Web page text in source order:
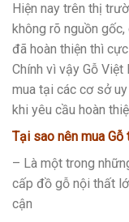
Hiện nay trên thị
không rõ nguồn
đã hoàn thiện thì
Chính vì vậy Gỗ Việt
mua tại các cơ sở
khi yêu cầu hoàn
Tại sao nên mua
– Là một trong
cấp đồ gỗ nội thất
cận